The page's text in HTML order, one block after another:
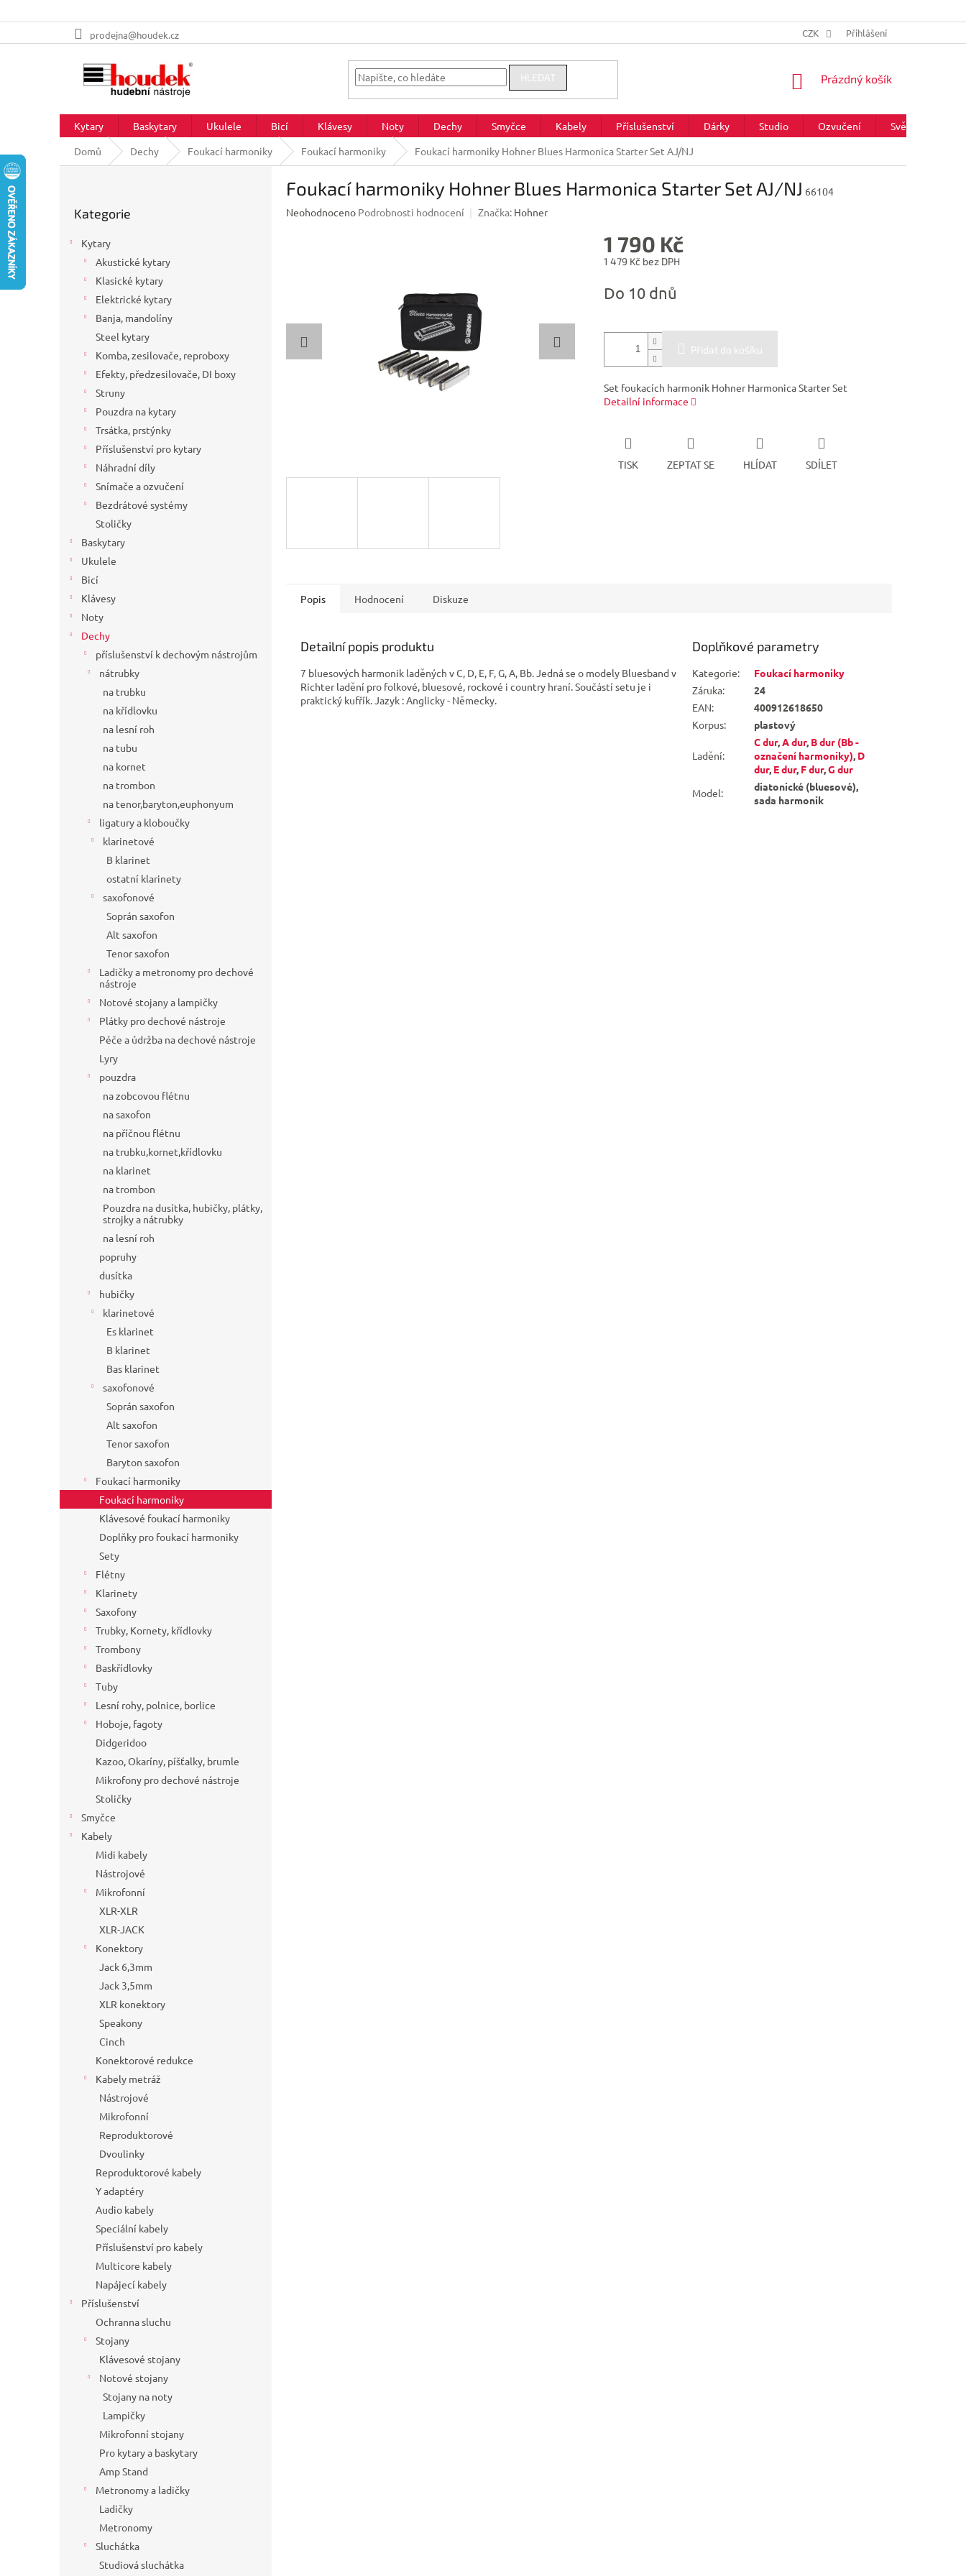
na
prodejna@houdek.cz CZK Přihlášení
HLEDAT
NÁKUPNÍ
Prázdný košík
Kytary Baskytary Ukulele Bicí Klávesy Noty Dechy Smyčce Kabely Příslušenství Dárky Studio Ozvučení Světla
Domů
Dechy Foukací harmoniky Foukací harmoniky Foukací harmoniky Hohner Blues Harmonica Starter Set AJ/NJ
kategorie
Kategorie
Kytary
Akustické kytary
Klasické kytary
Elektrické kytary
Banja, mandolíny
Steel kytary
Komba, zesilovače, reproboxy
Efekty, předzesilovače, DI boxy
Struny
Pouzdra na kytary
Trsátka, prstýnky
Příslušenství pro kytary
Náhradní díly
Snímače a ozvučení
Bezdrátové systémy
Stoličky
Baskytary
Ukulele
Bicí
Klávesy
Noty
Dechy
příslušenství k dechovým nástrojům
nátrubky
na trubku
na křídlovku
na lesní roh
na tubu
na kornet
na trombon
na tenor,baryton,euphonyum
ligatury a kloboučky
klarinetové
B klarinet
ostatní klarinety
saxofonové
Soprán saxofon
Alt saxofon
Tenor saxofon
Ladičky a metronomy pro dechové
nástroje
Notové stojany a lampičky
Plátky pro dechové nástroje
Péče a údržba na dechové nástroje
Lyry
pouzdra
na zobcovou flétnu
na saxofon
na příčnou flétnu
na trubku,kornet,křídlovku
na klarinet
na trombon
Pouzdra na dusítka, hubičky, plátky,
strojky a nátrubky
na lesní roh
popruhy
dusítka
hubičky
klarinetové
Es klarinet
B klarinet
Bas klarinet
saxofonové
Soprán saxofon
Alt saxofon
Tenor saxofon
Baryton saxofon
Foukací harmoniky
Foukací harmoniky
Klávesové foukací harmoniky
Doplňky pro foukací harmoniky
Sety
Flétny
Klarinety
Saxofony
Trubky, Kornety, křídlovky
Trombony
Baskřídlovky
Tuby
Lesní rohy, polnice, borlice
Hoboje, fagoty
Didgeridoo
Kazoo, Okaríny, píšťalky, brumle
Mikrofony pro dechové nástroje
Stoličky
Smyčce
Kabely
Midi kabely
Nástrojové
Mikrofonní
XLR-XLR
XLR-JACK
Konektory
Jack 6,3mm
Jack 3,5mm
XLR konektory
Speakony
Cinch
Konektorové redukce
Kabely metráž
Nástrojové
Mikrofonní
Reproduktorové
Dvoulinky
Reproduktorové kabely
Y adaptéry
Audio kabely
Speciální kabely
Příslušenství pro kabely
Multicore kabely
Napájecí kabely
Příslušenství
Ochranna sluchu
Stojany
Klávesové stojany
Notové stojany
Stojany na noty
Lampičky
Mikrofonní stojany
Pro kytary a baskytary
Amp Stand
Metronomy a ladičky
Ladičky
Metronomy
Sluchátka
Studiová sluchátka
Foukací harmoniky Hohner Blues Harmonica Starter Set AJ/NJ 66104
Průměrné
Neohodnoceno Podrobnosti hodnocení Značka: Hohner
1 790 Kč
1 479 Kč bez DPH
cena:
Do 10 dnů
Přidat do košíku
Set foukacích harmonik Hohner Harmonica Starter Set
Detailní informace
TISK ZEPTAT SE HLÍDAT SDÍLET
Popis Hodnocení Diskuze
Detailní popis produktu
7 bluesových harmonik laděných v C, D, E, F, G, A, Bb. Jedná se o modely Bluesband v
Richter ladění pro folkové, bluesové, rockové i country hraní. Součástí setu je i
praktický kufřík. Jazyk : Anglicky - Německy.
Doplňkové parametry
Kategorie:
Foukací harmoniky
Záruka:
24
EAN:
400912618650
Korpus: plastový
Ladění:
C dur, A dur, B dur (Bb -
označení harmoniky) D
dur, E dur, F dur,G dur
Model:
diatonické (bluesové),
sada harmonik